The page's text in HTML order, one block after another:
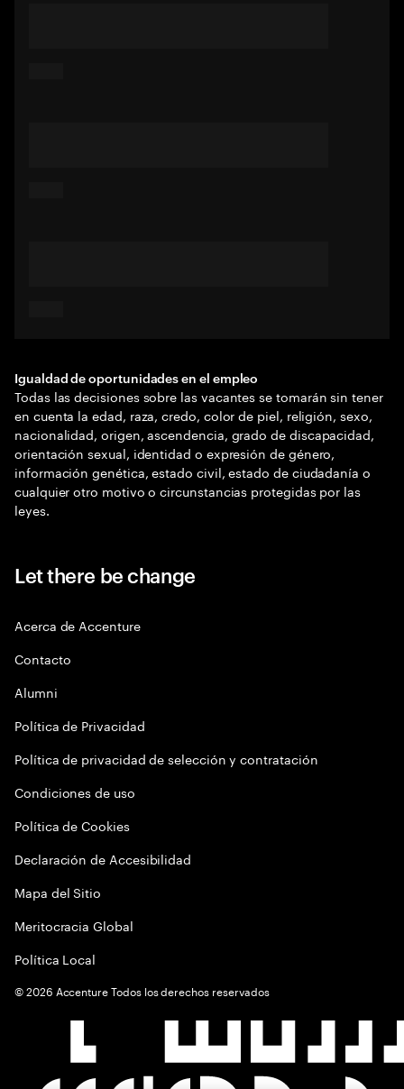
Igualdad de oportunidades en el empleo
Todas las decisiones sobre las vacantes se tomarán sin tener
en cuenta la edad, raza, credo, color de piel, religión, sexo,
nacionalidad, origen, ascendencia, grado de discapacidad,
orientación sexual, identidad o expresión de género,
información genética, estado civil, estado de ciudadanía o
cualquier otro motivo o circunstancias protegidas por las
leyes.
Let there be change
Acerca de Accenture
Contacto
Alumni
Política de Privacidad
Política de privacidad de selección y contratación
Condiciones de uso
Política de Cookies
Declaración de Accesibilidad
Mapa del Sitio
Meritocracia Global
Política Local
©2026 Accenture Todos los derechos reservados